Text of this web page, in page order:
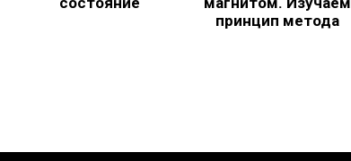
принцип метода